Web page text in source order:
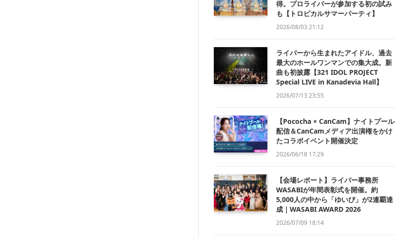
得。プロライバーが参加する初の試み
も【トロピカルサマーパーティ】
2026/08/03 21:12
ライバーから生まれたアイドル、過去
最大のホールワンマンでの集大成。新
曲も初披露【321 IDOL PROJECT
Special LIVE in Kanadevia Hall】
2026/07/13 23:55
【Pococha × CanCam】ナイトプール
配信＆CanCamメディア出演権をかけ
たコラボイベント開催決定
2026/06/18 17:29
【会場レポート】ライバー事務所
WASABIが年間表彰式を開催。約
5,000人の中から「ゆいぴ」が2連覇達
成｜WASABI AWARD 2026
2026/07/09 18:14